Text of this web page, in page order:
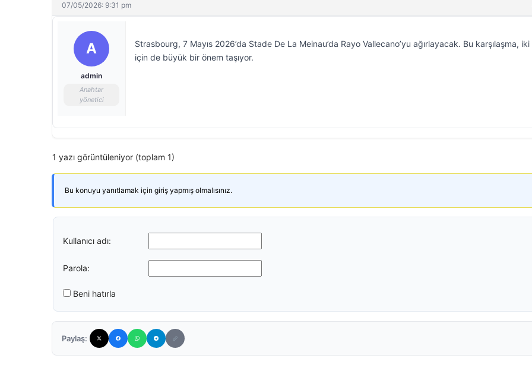
07/05/2026: 9:31 pm
A
admin
Anahtar
yönetici
Strasbourg, 7 Mayıs 2026’da Stade De La Meinau’da Rayo Vallecano’yu ağırlayacak. Bu karşılaşma, iki
için de büyük bir önem taşıyor.
1 yazı görüntüleniyor (toplam 1)
Bu konuyu yanıtlamak için giriş yapmış olmalısınız.
Kullanıcı adı:
Parola:
Beni hatırla
Paylaş: